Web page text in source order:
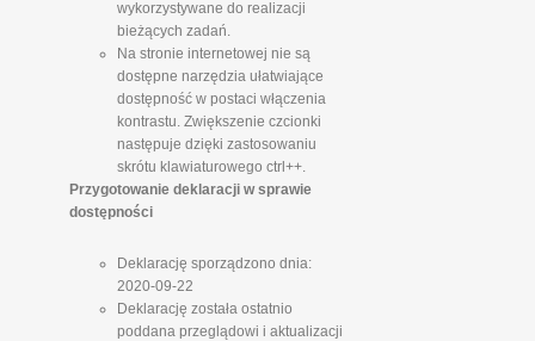
wykorzystywane do realizacji
bieżących zadań.
Na stronie internetowej nie są
dostępne narzędzia ułatwiające
dostępność w postaci włączenia
kontrastu. Zwiększenie czcionki
następuje dzięki zastosowaniu
skrótu klawiaturowego ctrl++.
Przygotowanie deklaracji w sprawie
dostępności
Deklarację sporządzono dnia:
2020-09-22
Deklarację została ostatnio
poddana przeglądowi i aktualizacji